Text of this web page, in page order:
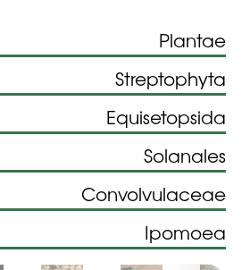
Plantae
Streptophyta
Equisetopsida
Solanales
Convolvulaceae
Ipomoea